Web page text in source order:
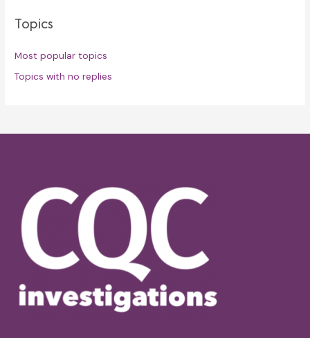
Topics
Most popular topics
Topics with no replies